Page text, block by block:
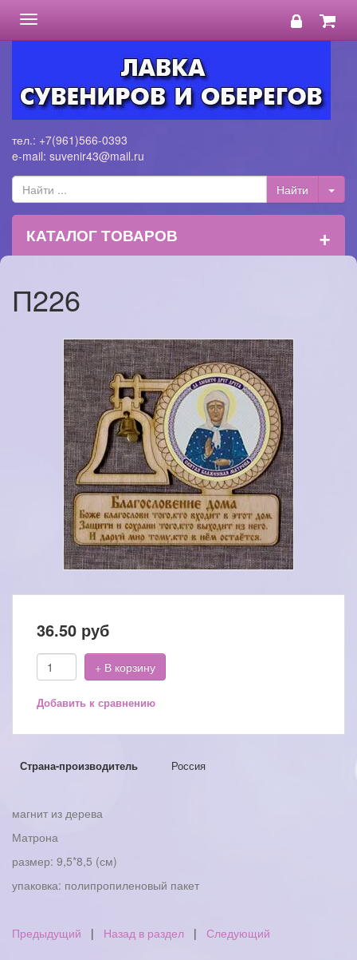
Toggle
navigation
тел.: +7(961)566-0393
e-mail: suvenir43@mail.ru
КАТАЛОГ ТОВАРОВ +
П226
36.50 руб
+ В корзину
Добавить к сравнению
Страна-производитель Россия
магнит из дерева
Матрона
размер: 9,5*8,5 (см)
упаковка: полипропиленовый пакет
Предыдущий | Назад в раздел | Следующий